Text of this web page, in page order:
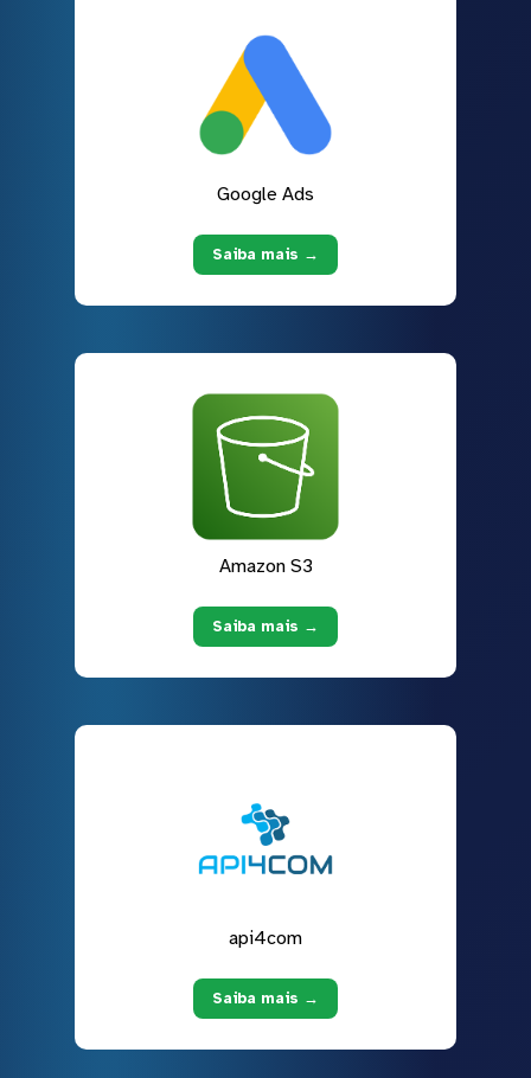
Google Ads
Saiba mais →
Amazon S3
Saiba mais →
api4com
Saiba mais →